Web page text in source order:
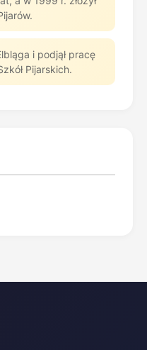
i podjął pracę
Pijarskich.